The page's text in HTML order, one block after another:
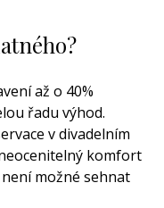
až o 40%
řadu výhod.
v divadelním
komfort
možné sehnat